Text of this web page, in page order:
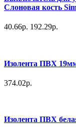
Слоновая кость
40.66р. 192.29р.
Изолента ПВХ
374.02р.
Изолента ПВХ